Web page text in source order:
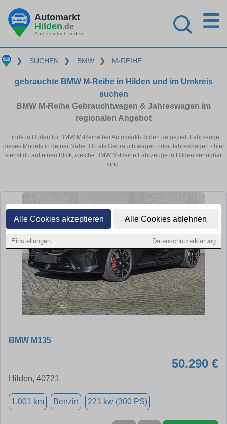
Alle Cookies akzeptieren Alle Cookies ablehnen
Einstellungen Datenschutzerklärung
Automarkt
Hilden.de
Autos einfach finden
☰
❯ SUCHEN ❯ BMW ❯ M-REIHE
gebrauchte BMW M-Reihe in Hilden und im Umkreis
suchen
BMW M-Reihe Gebrauchtwagen & Jahreswagen im
regionalen Angebot
Finde in Hilden für BMW M-Reihe bei Automarkt-Hilden.de gezielt Fahrzeuge
dieses Models in deiner Nähe. Ob als Gebrauchtwagen oder Jahreswagen - hier
siehst du auf einen Blick, welche BMW M-Reihe Fahrzeuge in Hilden verfügbar
sind.
BMW M135
50.290 €
Hilden, 40721
1.001 km Benzin 221 kw (300 PS)